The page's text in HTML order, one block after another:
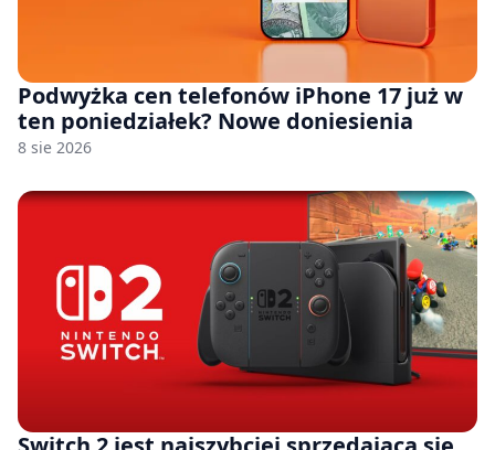
Podwyżka cen telefonów iPhone 17 już w
ten poniedziałek? Nowe doniesienia
8 sie 2026